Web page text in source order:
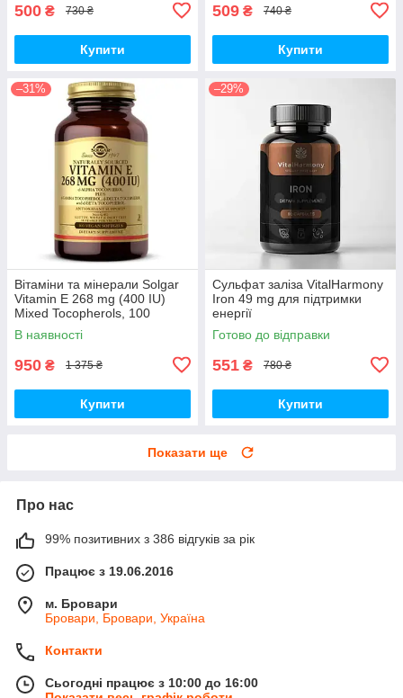
500 ₴ 730 ₴
Купити
509 ₴ 740 ₴
Купити
–31%
Вітаміни та мінерали Solgar
Vitamin E 268 mg (400 IU)
Mixed Tocopherols, 100
вегакапсул
В наявності
950 ₴ 1 375 ₴
Купити
–29%
Сульфат заліза VitalHarmony
Iron 49 mg для підтримки
енергії
Готово до відправки
551 ₴ 780 ₴
Купити
Показати ще
Про нас
99% позитивних з 386 відгуків за рік
Працює з 19.06.2016
м. Бровари
Бровари, Бровари, Україна
Контакти
Сьогодні працює з 10:00 до 16:00